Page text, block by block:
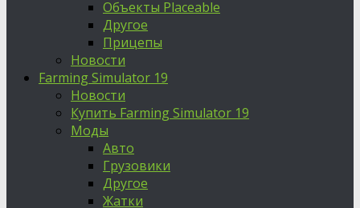
Объекты Placeable
Другое
Прицепы
Новости
Farming Simulator 19
Новости
Купить Farming Simulator 19
Моды
Авто
Грузовики
Другое
Жатки